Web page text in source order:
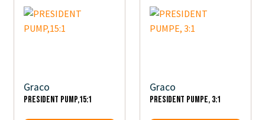
Graco
PRESIDENT PUMP,15:1
Graco
PRESIDENT PUMPE, 3:1